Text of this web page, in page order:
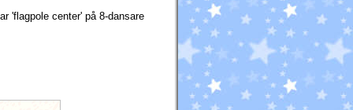
'flagpole center' på 8-dansare